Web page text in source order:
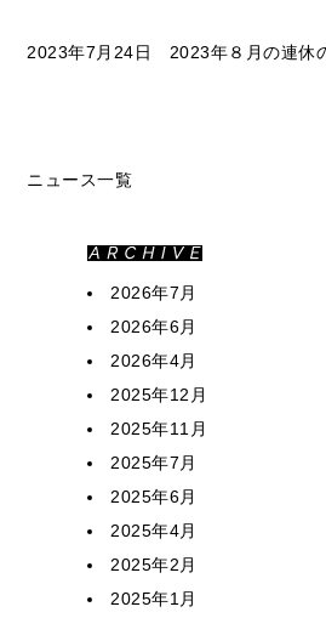
2023年7月24日 2023年８月の連休
ニュース一覧
2026年7月
2026年6月
2026年4月
2025年12月
2025年11月
2025年7月
2025年6月
2025年4月
2025年2月
2025年1月